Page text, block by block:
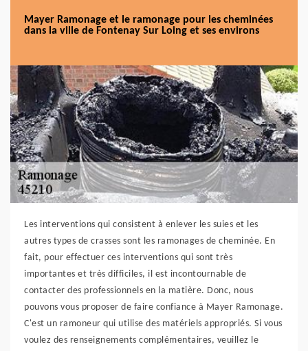
Mayer Ramonage et le ramonage pour les cheminées
dans la ville de Fontenay Sur Loing et ses environs
Les interventions qui consistent à enlever les suies et les
autres types de crasses sont les ramonages de cheminée. En
fait, pour effectuer ces interventions qui sont très
importantes et très difficiles, il est incontournable de
contacter des professionnels en la matière. Donc, nous
pouvons vous proposer de faire confiance à Mayer Ramonage.
C'est un ramoneur qui utilise des matériels appropriés. Si vous
voulez des renseignements complémentaires, veuillez le